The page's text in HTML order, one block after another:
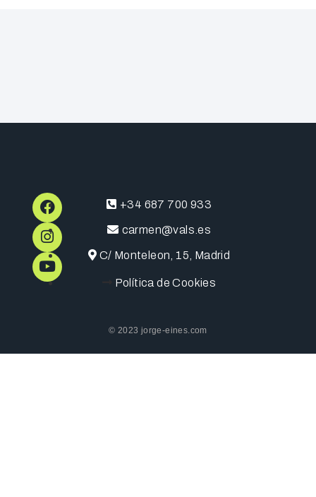
+34 687 700 933
carmen@vals.es
C/ Monteleon, 15, Madrid
Política de Cookies
© 2023 jorge-eines.com